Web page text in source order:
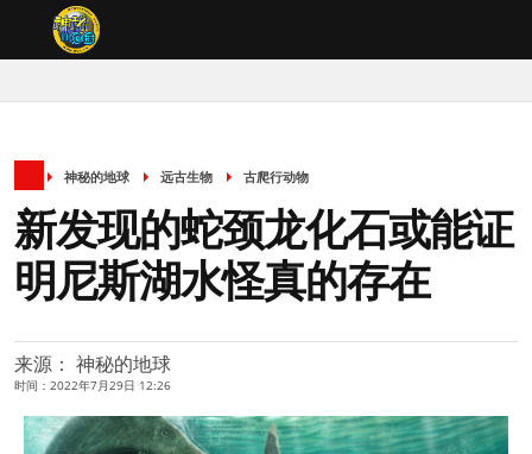
神秘的地球 远古生物 古爬行动物
新发现的蛇颈龙化石或能证
明尼斯湖水怪真的存在
来源： 神秘的地球
时间：2022年7月29日 12:26